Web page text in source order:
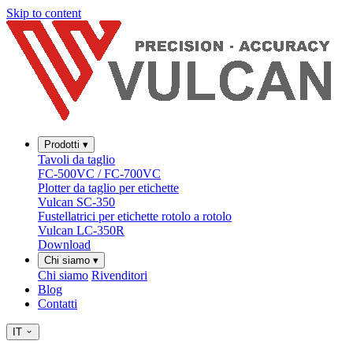
Skip to content
Prodotti ▾
Tavoli da taglio
FC-500VC / FC-700VC
Plotter da taglio per etichette
Vulcan SC-350
Fustellatrici per etichette rotolo a rotolo
Vulcan LC-350R
Download
Chi siamo ▾
Chi siamo Rivenditori
Blog
Contatti
IT